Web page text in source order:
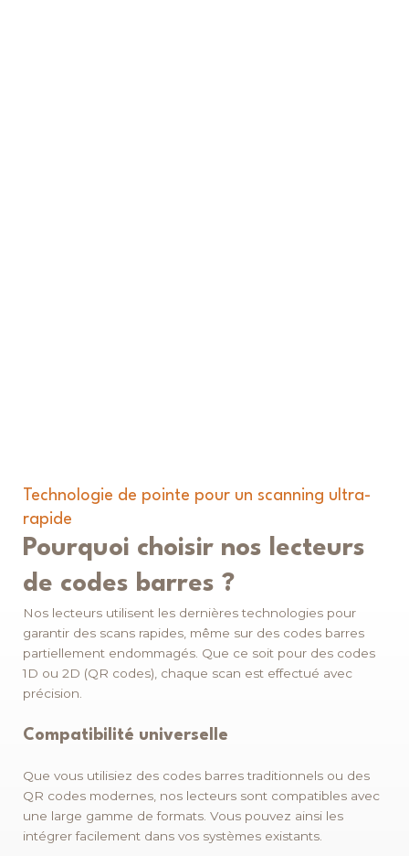
Technologie de pointe pour un scanning ultra-
rapide
Pourquoi choisir nos lecteurs
de codes barres ?
Nos lecteurs utilisent les dernières technologies pour
garantir des scans rapides, même sur des codes barres
partiellement endommagés. Que ce soit pour des codes
1D ou 2D (QR codes), chaque scan est effectué avec
précision.
Compatibilité universelle
Que vous utilisiez des codes barres traditionnels ou des
QR codes modernes, nos lecteurs sont compatibles avec
une large gamme de formats. Vous pouvez ainsi les
intégrer facilement dans vos systèmes existants.